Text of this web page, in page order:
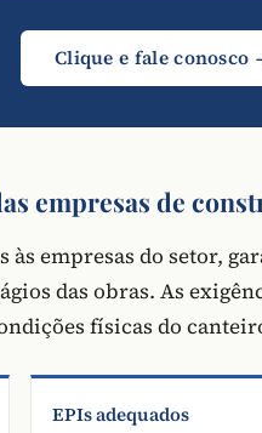
Clique e fale conosco
empresas de
empresas do setor,
das obras. As
físicas do
EPIs adequados